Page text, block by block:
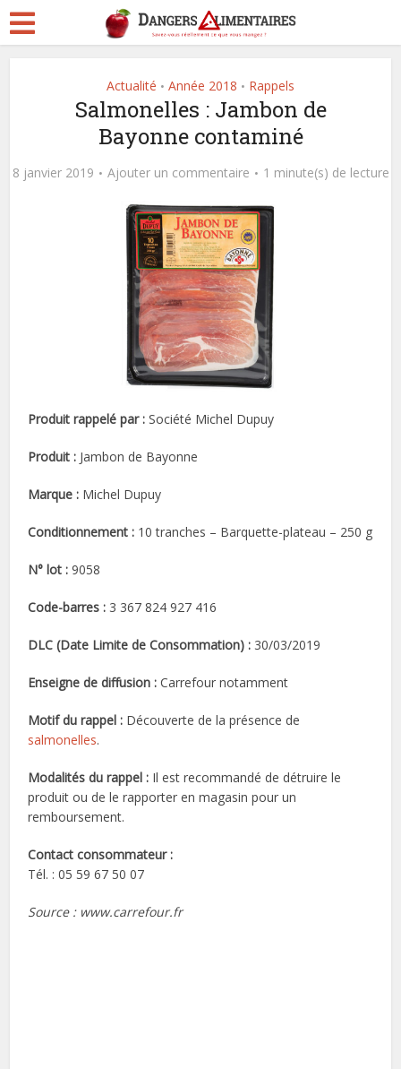
Actualité • Année 2018 • Rappels
Salmonelles : Jambon de
Bayonne contaminé
8 janvier 2019 Ajouter un commentaire 1 minute(s) de lecture
Produit rappelé par :Société Michel Dupuy
Produit : Jambon de Bayonne
Marque : Michel Dupuy
Conditionnement : 10 tranches – Barquette-plateau – 250 g
N° lot : 9058
Code-barres : 3 367 824 927 416
DLC (Date Limite de Consommation) : 30/03/2019
Enseigne de diffusion : Carrefour notamment
Motif du rappel : Découverte de la présence de
salmonelles.
Modalités du rappel : Il est recommandé de détruire le
produit ou de le rapporter en magasin pour un
remboursement.
Contact consommateur :
Tél. : 05 59 67 50 07
Source : www.carrefour.fr